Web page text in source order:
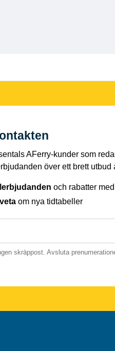
AFerry-kunder som
över ett brett utbud
och rabatter
om nya tidtabeller
skräppost. Avsluta